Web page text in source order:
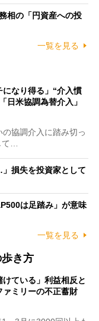
相の「円資産への投
一覧を見る
になり得る」“介入慣
日米協調為替介入」
協調介入に踏み切っ
…
損失を投資家として
は足踏み」が意味
一覧を見る
き方
けている」利益相反と
ミリーの不正蓄財